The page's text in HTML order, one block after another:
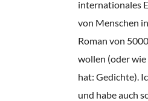
internationales
von Menschen
Roman von
wollen (oder
hat: Gedichte).
und habe auch